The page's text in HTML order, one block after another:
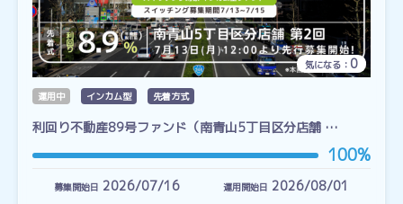
気になる： 0
運用中 インカム型 先着方式
利回り不動産89号ファンド（南青山5丁目区分店舗 …
100%
募集開始日 2026/07/16 運用開始日 2026/08/01